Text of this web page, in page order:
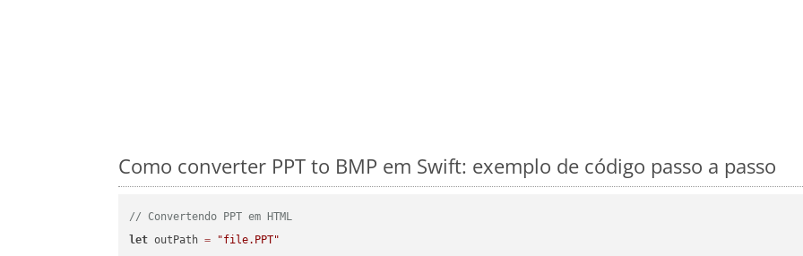
Como converter PPT to BMP em Swift: exemplo de código passo a passo
// Convertendo PPT em HTML
let outPath =
"file.PPT"